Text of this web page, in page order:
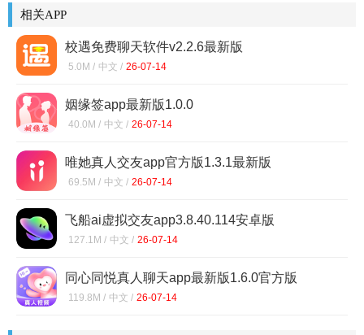
相关APP
校遇免费聊天软件v2.2.6最新版
5.0M / 中文 / 26-07-14
姻缘签app最新版1.0.0
40.0M / 中文 / 26-07-14
唯她真人交友app官方版1.3.1最新版
69.5M / 中文 / 26-07-14
飞船ai虚拟交友app3.8.40.114安卓版
127.1M / 中文 / 26-07-14
同心同悦真人聊天app最新版1.6.0官方版
119.8M / 中文 / 26-07-14